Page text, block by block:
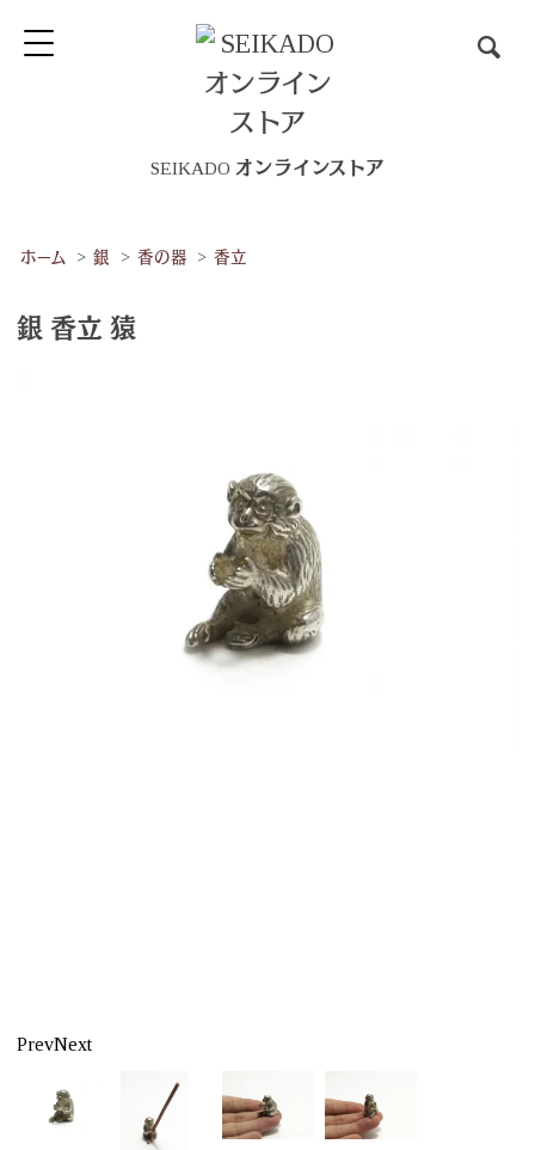
SEIKADO オンラインストア
ホーム > 銀 > 香の器 > 香立
銀 香立 猿
PrevNext